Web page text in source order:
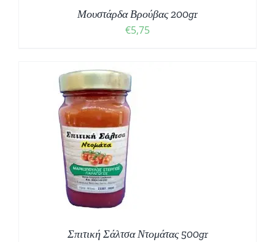
Μουστάρδα Βρούβας 200gr
€5,75
Σπιτική Σάλτσα Ντομάτας 500gr